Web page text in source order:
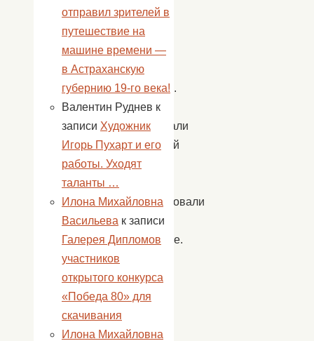
2008
году
был
основан
праздник.
Ребята
нарисовали
семейный
очаг
поучаствовали
в
викторине.
сельском
отправил зрителей в
путешествие на
машине времени —
в Астраханскую
губернию 19-го века!
Валентин Руднев к
записи Художник
Игорь Пухарт и его
работы. Уходят
таланты …
Илона Михайловна
Васильева к записи
Галерея Дипломов
участников
открытого конкурса
«Победа 80» для
скачивания
Илона Михайловна